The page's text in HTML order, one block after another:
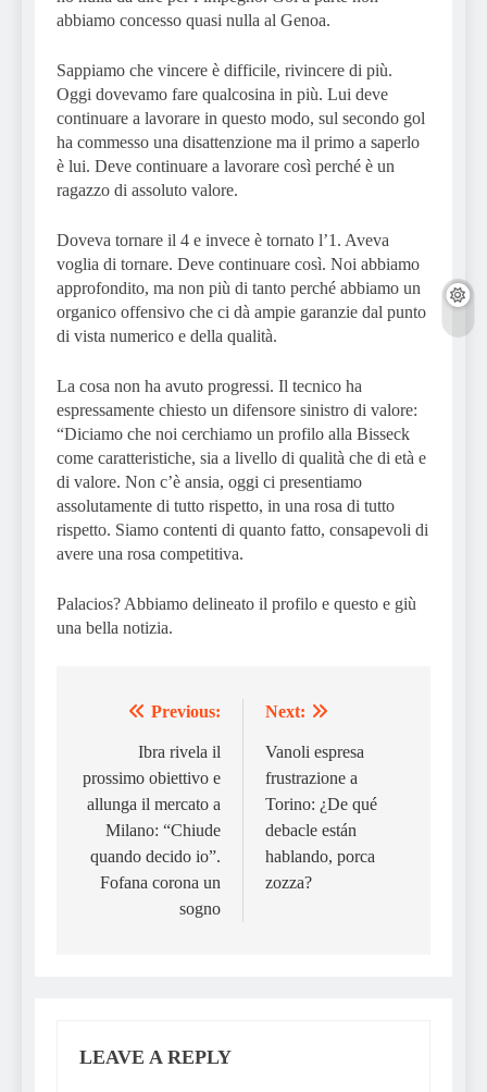
abbiamo concesso quasi nulla al Genoa.
Sappiamo che vincere è difficile, rivincere di più.
Oggi dovevamo fare qualcosina in più. Lui deve
continuare a lavorare in questo modo, sul secondo gol
ha commesso una disattenzione ma il primo a saperlo
è lui. Deve continuare a lavorare così perché è un
ragazzo di assoluto valore.
Doveva tornare il 4 e invece è tornato l’1. Aveva
voglia di tornare. Deve continuare così. Noi abbiamo
approfondito, ma non più di tanto perché abbiamo un
organico offensivo che ci dà ampie garanzie dal punto
di vista numerico e della qualità.
La cosa non ha avuto progressi. Il tecnico ha
espressamente chiesto un difensore sinistro di valore:
“Diciamo che noi cerchiamo un profilo alla Bisseck
come caratteristiche, sia a livello di qualità che di età e
di valore. Non c’è ansia, oggi ci presentiamo
assolutamente di tutto rispetto, in una rosa di tutto
rispetto. Siamo contenti di quanto fatto, consapevoli di
avere una rosa competitiva.
Palacios? Abbiamo delineato il profilo e questo e giù
una bella notizia.
navigation
Previous:
Ibra rivela il
prossimo obiettivo e
allunga il mercato a
Milano: “Chiude
quando decido io”.
Fofana corona un
sogno
Next:
Vanoli espresa
frustrazione a
Torino: ¿De qué
debacle están
hablando, porca
zozza?
LEAVE A REPLY